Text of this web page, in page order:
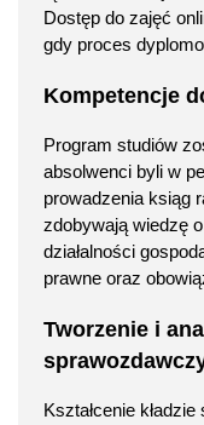
Dostęp do zajęć
gdy proces
Kompetencje
Program studiów
absolwenci byli w
prowadzenia ksiąg
zdobywają wiedzę
działalności
prawne oraz
Tworzenie i
Kształcenie